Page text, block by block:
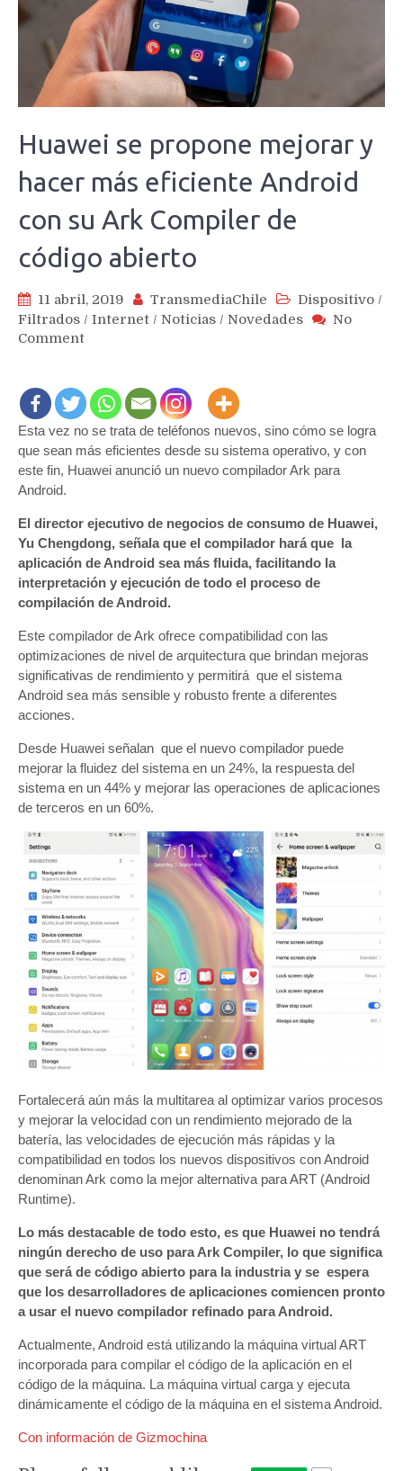
Huawei se propone mejorar y
hacer más eficiente Android
con su Ark Compiler de
código abierto
11 abril, 2019 TransmediaChile Dispositivo /
Filtrados / Internet / Noticias / Novedades
No
Commenton
propone
mejorar
y
hacer
más
con
su
Ark
Compiler
de
abierto
Esta vez no se trata de teléfonos nuevos, sino cómo se logra
que sean más eficientes desde su sistema operativo, y con
este fin, Huawei anunció un nuevo compilador Ark para
Android.
El director ejecutivo de negocios de consumo de Huawei,
Yu Chengdong, señala que el compilador hará que la
aplicación de Android sea más fluida, facilitando la
interpretación y ejecución de todo el proceso de
compilación de Android.
Este compilador de Ark ofrece compatibilidad con las
optimizaciones de nivel de arquitectura que brindan mejoras
significativas de rendimiento y permitirá que el sistema
Android sea más sensible y robusto frente a diferentes
acciones.
Desde Huawei señalan que el nuevo compilador puede
mejorar la fluidez del sistema en un 24%, la respuesta del
sistema en un 44% y mejorar las operaciones de aplicaciones
de terceros en un 60%.
Fortalecerá aún más la multitarea al optimizar varios procesos
y mejorar la velocidad con un rendimiento mejorado de la
batería, las velocidades de ejecución más rápidas y la
compatibilidad en todos los nuevos dispositivos con Android
denominan Ark como la mejor alternativa para ART (Android
Runtime).
Lo más destacable de todo esto, es que Huawei no tendrá
ningún derecho de uso para Ark Compiler, lo que significa
que será de código abierto para la industria y se espera
que los desarrolladores de aplicaciones comiencen pronto
a usar el nuevo compilador refinado para Android.
Actualmente, Android está utilizando la máquina virtual ART
incorporada para compilar el código de la aplicación en el
código de la máquina. La máquina virtual carga y ejecuta
dinámicamente el código de la máquina en el sistema Android.
Con información de Gizmochina